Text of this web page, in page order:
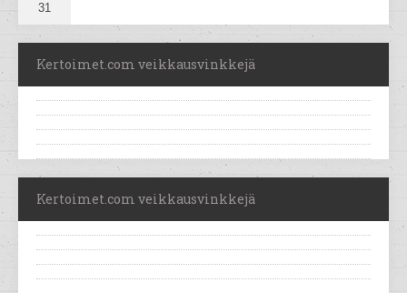
31
Kertoimet.com veikkausvinkkejä
Kertoimet.com veikkausvinkkejä